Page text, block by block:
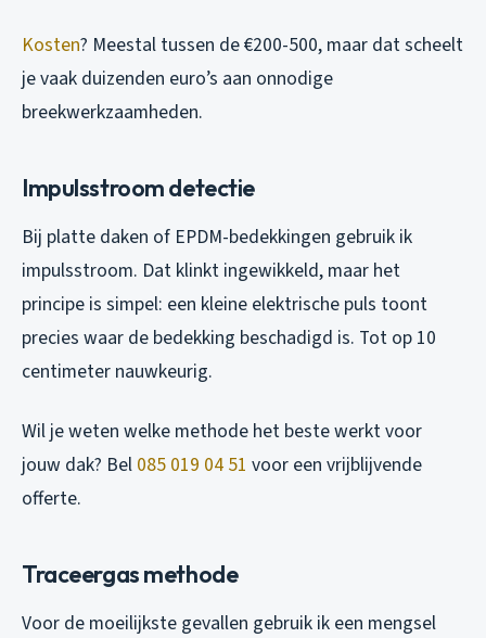
Kosten? Meestal tussen de €200-500, maar dat scheelt
je vaak duizenden euro’s aan onnodige
breekwerkzaamheden.
Impulsstroom detectie
Bij platte daken of EPDM-bedekkingen gebruik ik
impulsstroom. Dat klinkt ingewikkeld, maar het
principe is simpel: een kleine elektrische puls toont
precies waar de bedekking beschadigd is. Tot op 10
centimeter nauwkeurig.
Wil je weten welke methode het beste werkt voor
jouw dak? Bel 085 019 04 51 voor een vrijblijvende
offerte.
Traceergas methode
Voor de moeilijkste gevallen gebruik ik een mengsel